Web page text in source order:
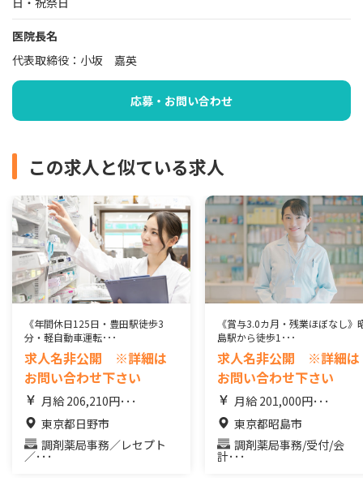
医院長名
代表取締役：小坂 嘉英
応募・お問い合わせ
この求人と似ている求人
《年間休日125日・豊田駅徒歩3
分・軽自動車運転･･･
求人名非公開 ※詳細は
お問い合わせ下さい
月給 206,210円･･･
東京都日野市
調剤薬局事務／レセプト
／･･･
《賞与3.0カ月・残業ほぼなし》
島駅から徒歩1･･･
求人名非公開 ※詳細は
お問い合わせ下さい
月給 201,000円･･･
東京都昭島市
調剤薬局事務/受付/会
計･･･